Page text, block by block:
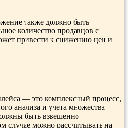
также должно быть
количество продавцов с
привести к снижению цен и
— это комплексный процесс,
анализа и учета множества
быть взвешенно
случае можно рассчитывать на